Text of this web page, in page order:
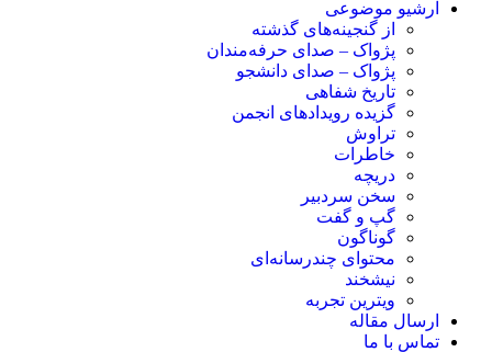
آرشیو موضوعی
از گنجینه‌های گذشته
پژواک – صدای حرفه‌مندان
پژواک – صدای دانشجو
تاریخ شفاهی
گزیده رویدادهای انجمن
تراوش
خاطرات
دریچه
سخن سردبیر
گپ و گفت
گوناگون
محتوای چندرسانه‌ای
نیشخند
ویترین تجربه
ارسال مقاله
تماس با ما